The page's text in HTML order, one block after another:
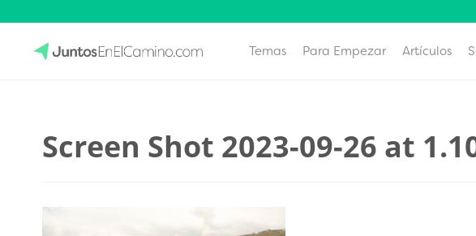
Temas Para Empezar Artículos
Screen Shot 2023-09-26 at